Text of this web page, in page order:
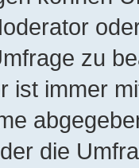
zu
ist immer
die